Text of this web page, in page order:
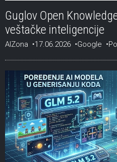
Guglov Open
veštačke inteligencije
AIZona 17.06.2026 Google